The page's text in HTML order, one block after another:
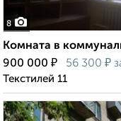
8
Комната в
900 000 ₽ 56 300 ₽
Текстилей 11